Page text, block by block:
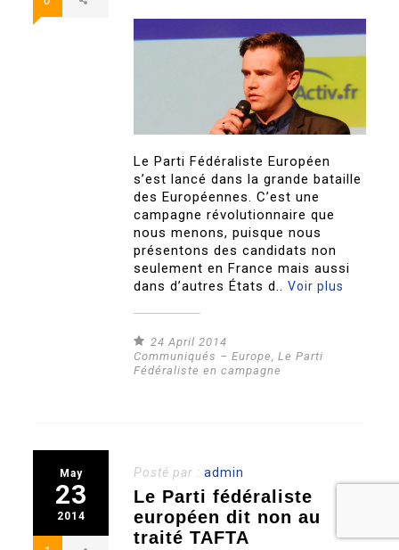
Le Parti Fédéraliste Européen
s’est lancé dans la grande bataille
des Européennes. C’est une
campagne révolutionnaire que
nous menons, puisque nous
présentons des candidats non
seulement en France mais aussi
dans d’autres États d..Voir plus
24 April 2014
Communiqués – Europe,Le Parti
Fédéraliste en campagne
May
23
2014
Posté par :admin
Le Parti fédéraliste
européen dit non au
traité TAFTA